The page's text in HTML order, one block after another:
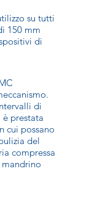
su tutti
150 mm
di
di
prestata
cui possano
del
compressa